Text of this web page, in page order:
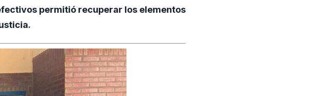
permitió recuperar los elementos